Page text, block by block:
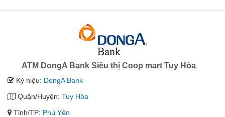
ATM DongA Bank Siêu thị Coop mart Tuy Hòa
Ký hiệu: DongA Bank
Quận/Huyện: Tuy Hòa
Tỉnh/TP: Phú Yên